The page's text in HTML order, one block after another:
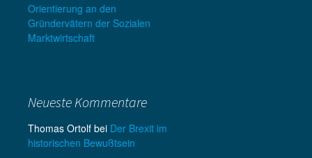
Orientierung an den
Gründervätern der Sozialen
Marktwirtschaft
Neueste Kommentare
Thomas Ortolf bei Der Brexit im
historischen Bewußtsein